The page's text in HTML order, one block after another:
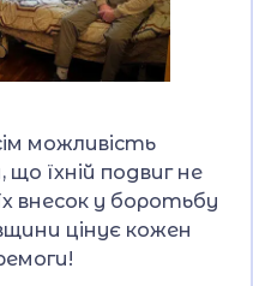
можливість
їхній подвиг не
внесок у боротьбу
цінує кожен